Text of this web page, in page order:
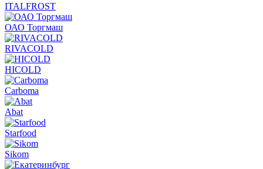
ITALFROST
ОАО Торгмаш
RIVACOLD
HICOLD
Carboma
Abat
Starfood
Sikom